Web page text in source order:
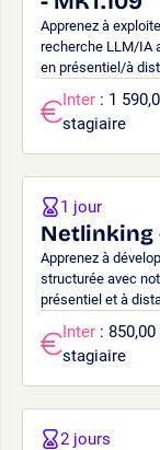
Apprenez à
recherche LLM/IA
en présentiel/à
Inter : 1
stagiaire
Netlinking
Apprenez à
structurée avec
présentiel et à
1 jour
Inter :
stagiaire
2 jours